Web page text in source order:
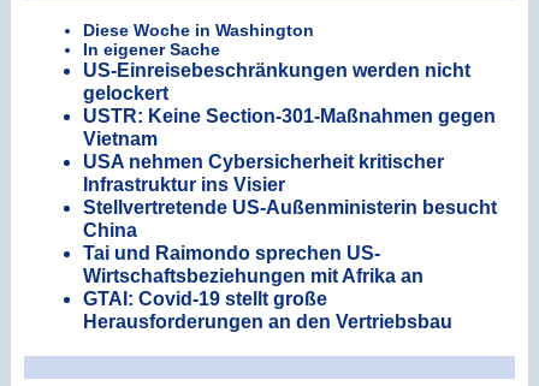
Diese Woche in Washington
In eigener Sache
US-Einreisebeschränkungen werden nicht
gelockert
USTR: Keine Section-301-Maßnahmen gegen
Vietnam
USA nehmen Cybersicherheit kritischer
Infrastruktur ins Visier
Stellvertretende US-Außenministerin besucht
China
Tai und Raimondo sprechen US-
Wirtschaftsbeziehungen mit Afrika an
GTAI: Covid-19 stellt große
Herausforderungen an den Vertriebsbau